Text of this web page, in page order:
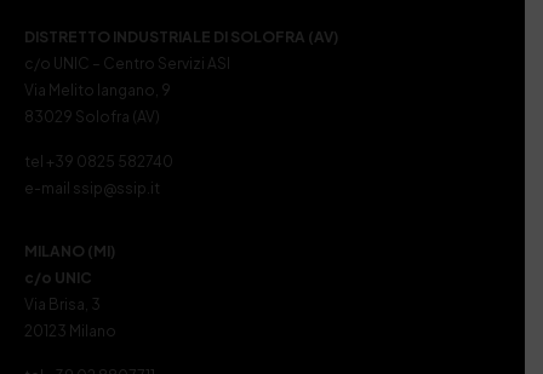
DISTRETTO INDUSTRIALE DI SOLOFRA (AV)
c/o UNIC – Centro Servizi ASI
Via Melito Iangano, 9
83029 Solofra (AV)
tel +39 0825 582740
e-mail ssip@ssip.it
MILANO (MI)
c/o UNIC
Via Brisa, 3
20123 Milano